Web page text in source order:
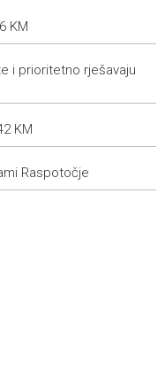
KM
plate i prioritetno
40 stepeni, i sutra u
KM
KM
i prioritetno rješavaju
KM
Raspotočje